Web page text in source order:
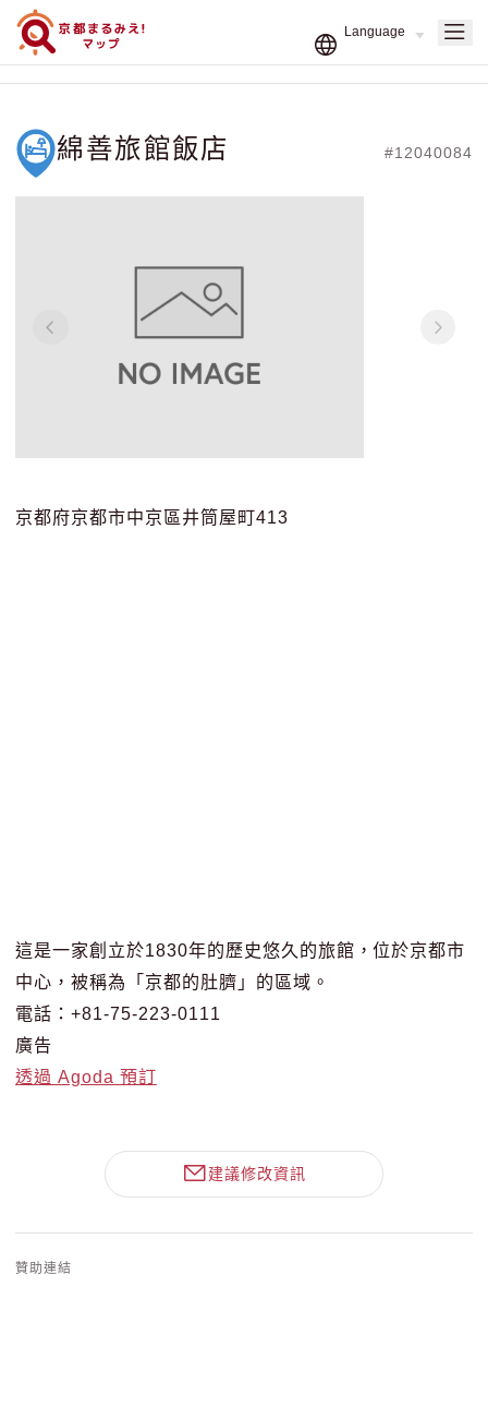
綿善旅館飯店 #12040084
京都府京都市中京區井筒屋町413
這是一家創立於1830年的歷史悠久的旅館，位於京都市
中心，被稱為「京都的肚臍」的區域。
電話：+81-75-223-0111
廣告
透過 Agoda 預訂
建議修改資訊
贊助連結